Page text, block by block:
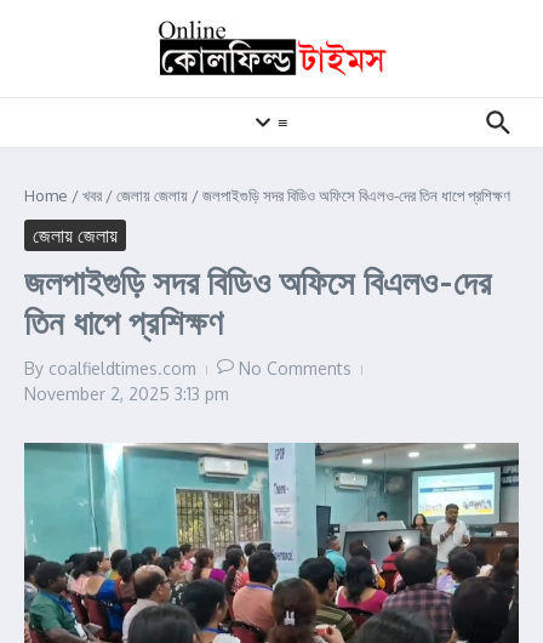
≡
Home /খবর /জেলায় জেলায় /জলপাইগুড়ি সদর বিডিও অফিসে বিএলও-দের তিন ধাপে প্রশিক্ষণ
জেলায় জেলায়
জলপাইগুড়ি সদর বিডিও অফিসে বিএলও-দের
তিন ধাপে প্রশিক্ষণ
By coalfieldtimes.com
No Comments
November 2, 2025 3:13 pm